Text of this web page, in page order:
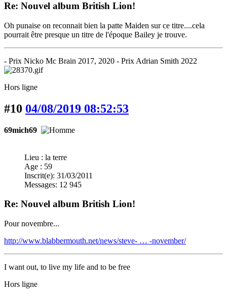
Re: Nouvel album British Lion!
Oh punaise on reconnait bien la patte Maiden sur ce titre....cela
pourrait être presque un titre de l'époque Bailey je trouve.
- Prix Nicko Mc Brain 2017, 2020 - Prix Adrian Smith 2022
Hors ligne
#10 04/08/2019 08:52:53
69mich69
Lieu : la terre
Age : 59
Inscrit(e): 31/03/2011
Messages: 12 945
Re: Nouvel album British Lion!
Pour novembre...
http://www.blabbermouth.net/news/steve- … -november/
I want out, to live my life and to be free
Hors ligne